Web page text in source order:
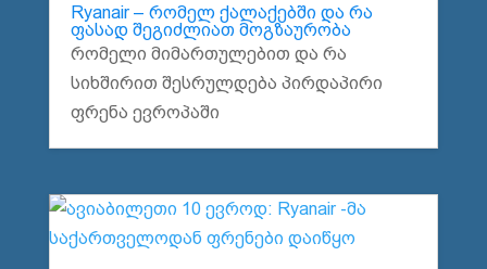
Ryanair – რომელ ქალაქებში და რა
ფასად შეგიძლიათ მოგზაურობა
რომელი მიმართულებით და რა
სიხშირით შესრულდება პირდაპირი
ფრენა ევროპაში